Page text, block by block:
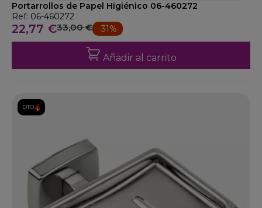
Portarrollos de Papel Higiénico 06-460272
Ref: 06-460272
22,77 €33,00 € -31%
Añadir al carrito
DTO.